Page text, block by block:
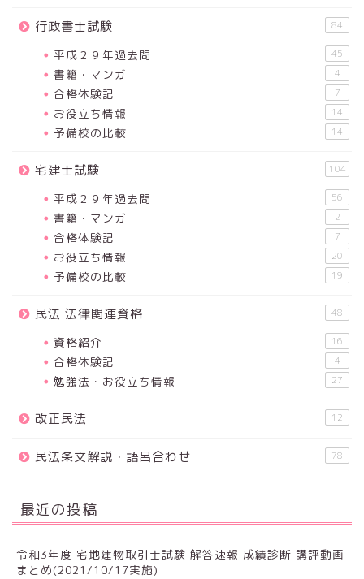
行政書士試験 84
平成２９年過去問 45
書籍・マンガ 4
合格体験記 7
お役立ち情報 14
予備校の比較 14
宅建士試験 104
平成２９年過去問 56
書籍・マンガ 2
合格体験記 7
お役立ち情報 20
予備校の比較 19
民法 法律関連資格 48
資格紹介 16
合格体験記 4
勉強法・お役立ち情報 27
改正民法 12
民法条文解説・語呂合わせ 78
最近の投稿
令和3年度 宅地建物取引士試験 解答速報 成績診断 講評動画
まとめ(2021/10/17実施)